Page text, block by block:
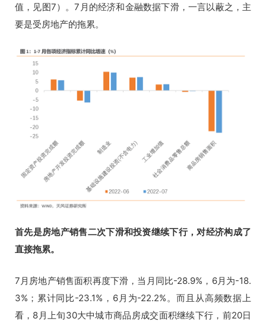
值，见图7）。7月的经济和金融数据下滑，一言以蔽之，主
要是受房地产的拖累。
首先是房地产销售二次下滑和投资继续下行，对经济构成了
直接拖累。
7月房地产销售面积再度下滑，当月同比-28.9%，6月为-18.
3%；累计同比-23.1%，6月为-22.2%。而且从高频数据上
看，8月上旬30大中城市商品房成交面积继续下行，前20日